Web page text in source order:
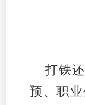
打铁
预、职